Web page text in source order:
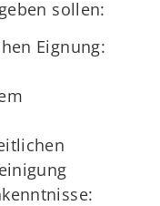
sollen:
Eignung: